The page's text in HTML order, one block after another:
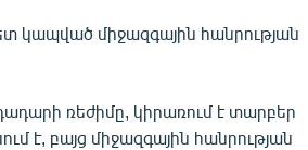
կապված միջազգային հանրության
ռեժիմը, կիրառում է տարբեր
բայց միջազգային հանրության